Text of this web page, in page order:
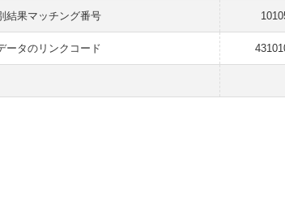
結果マッチング番号
ータのリンクコード